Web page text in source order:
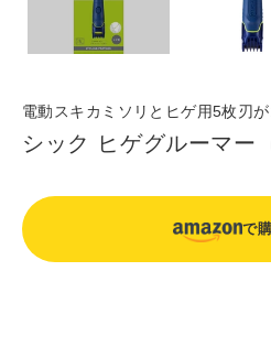
電動スキカミソリとヒゲ用5枚刃
シック ヒゲグルーマー
で